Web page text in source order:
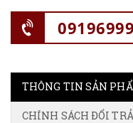
THÔNG TIN SẢN
CHÍNH SÁCH ĐỔI TRẢ